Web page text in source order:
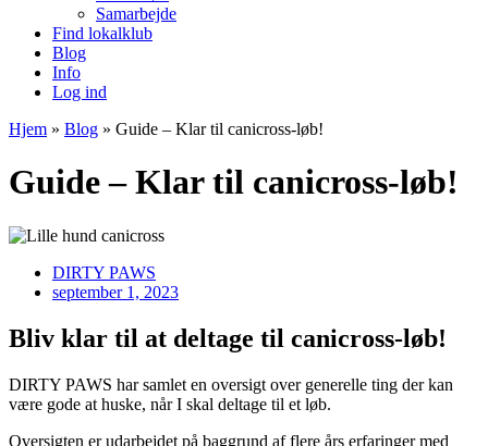
Samarbejde
Find lokalklub
Blog
Info
Log ind
Hjem » Blog » Guide – Klar til canicross-løb!
Guide – Klar til canicross-løb!
DIRTY PAWS
september 1, 2023
Bliv klar til at deltage til canicross-løb!
DIRTY PAWS har samlet en oversigt over generelle ting der kan
være gode at huske, når I skal deltage til et løb.
Oversigten er udarbejdet på baggrund af flere års erfaringer med